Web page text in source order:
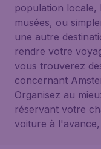
population locale,
musées, ou
une autre
rendre votre
vous trouverez
concernant
Organisez au
réservant votre
voiture à